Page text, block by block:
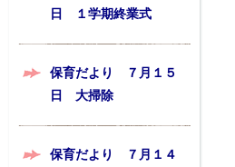
日 １学期終業式
保育だより ７月１５
日 大掃除
保育だより ７月１４